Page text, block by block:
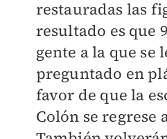
restauradas las
resultado es que
gente a la que se
preguntado en
favor de que la
Colón se regrese